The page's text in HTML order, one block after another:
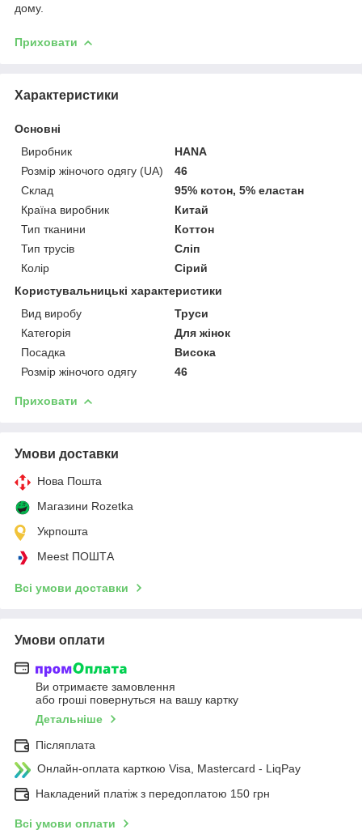
дому.
Приховати
Характеристики
Основні
Виробник
HANA
Розмір жіночого одягу (UA)
46
Склад
95% котон, 5% еластан
Країна виробник
Китай
Тип тканини
Коттон
Тип трусів
Сліп
Колір
Сірий
Користувальницькі характеристики
Вид виробу
Труси
Категорія
Для жінок
Посадка
Висока
Розмір жіночого одягу
46
Приховати
Умови доставки
Нова Пошта
Магазини Rozetka
Укрпошта
Meest ПОШТА
Всі умови доставки
Умови оплати
Ви отримаєте замовлення
або гроші повернуться на вашу картку
Детальніше
Післяплата
Онлайн-оплата карткою Visa, Mastercard - LiqPay
Накладений платіж з передоплатою 150 грн
Всі умови оплати